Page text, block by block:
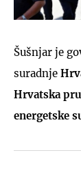
Šušnjar je
suradnje
Hrvatska
energetske